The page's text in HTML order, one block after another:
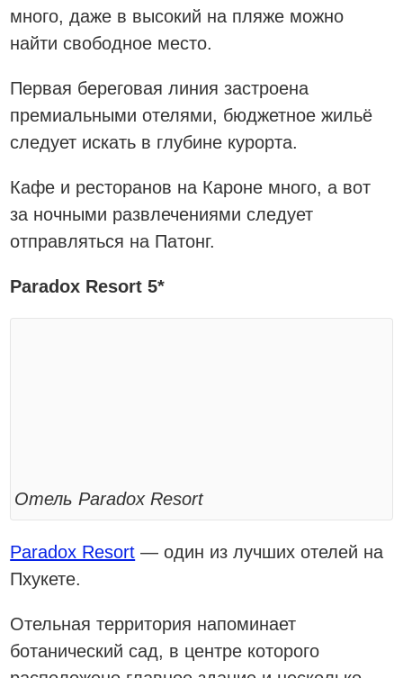
много, даже в высокий на пляже можно
найти свободное место.
Первая береговая линия застроена
премиальными отелями, бюджетное жильё
следует искать в глубине курорта.
Кафе и ресторанов на Кароне много, а вот
за ночными развлечениями следует
отправляться на Патонг.
Paradox Resort 5*
Отель Paradox Resort
Paradox Resort — один из лучших отелей на
Пхукете.
Отельная территория напоминает
ботанический сад, в центре которого